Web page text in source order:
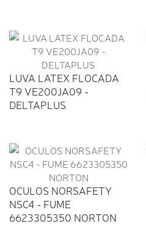
LUVA LATEX FLOCADA
T9 VE200JA09 -
DELTAPLUS
OCULOS NORSAFETY
NSC4 - FUME
6623305350 NORTON